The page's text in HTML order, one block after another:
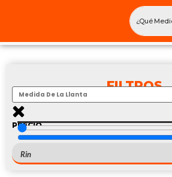
FILTROS
PRECIO